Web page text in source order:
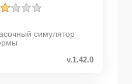
симулятор
v.1.42.0